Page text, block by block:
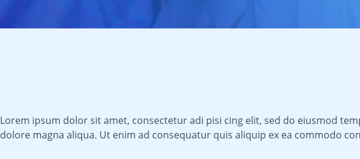
Lorem ipsum dolor sit amet, consectetur adi pisi cing elit, sed do eiusmod
dolore magna aliqua. Ut enim ad consequatur quis aliquip ex ea commodo